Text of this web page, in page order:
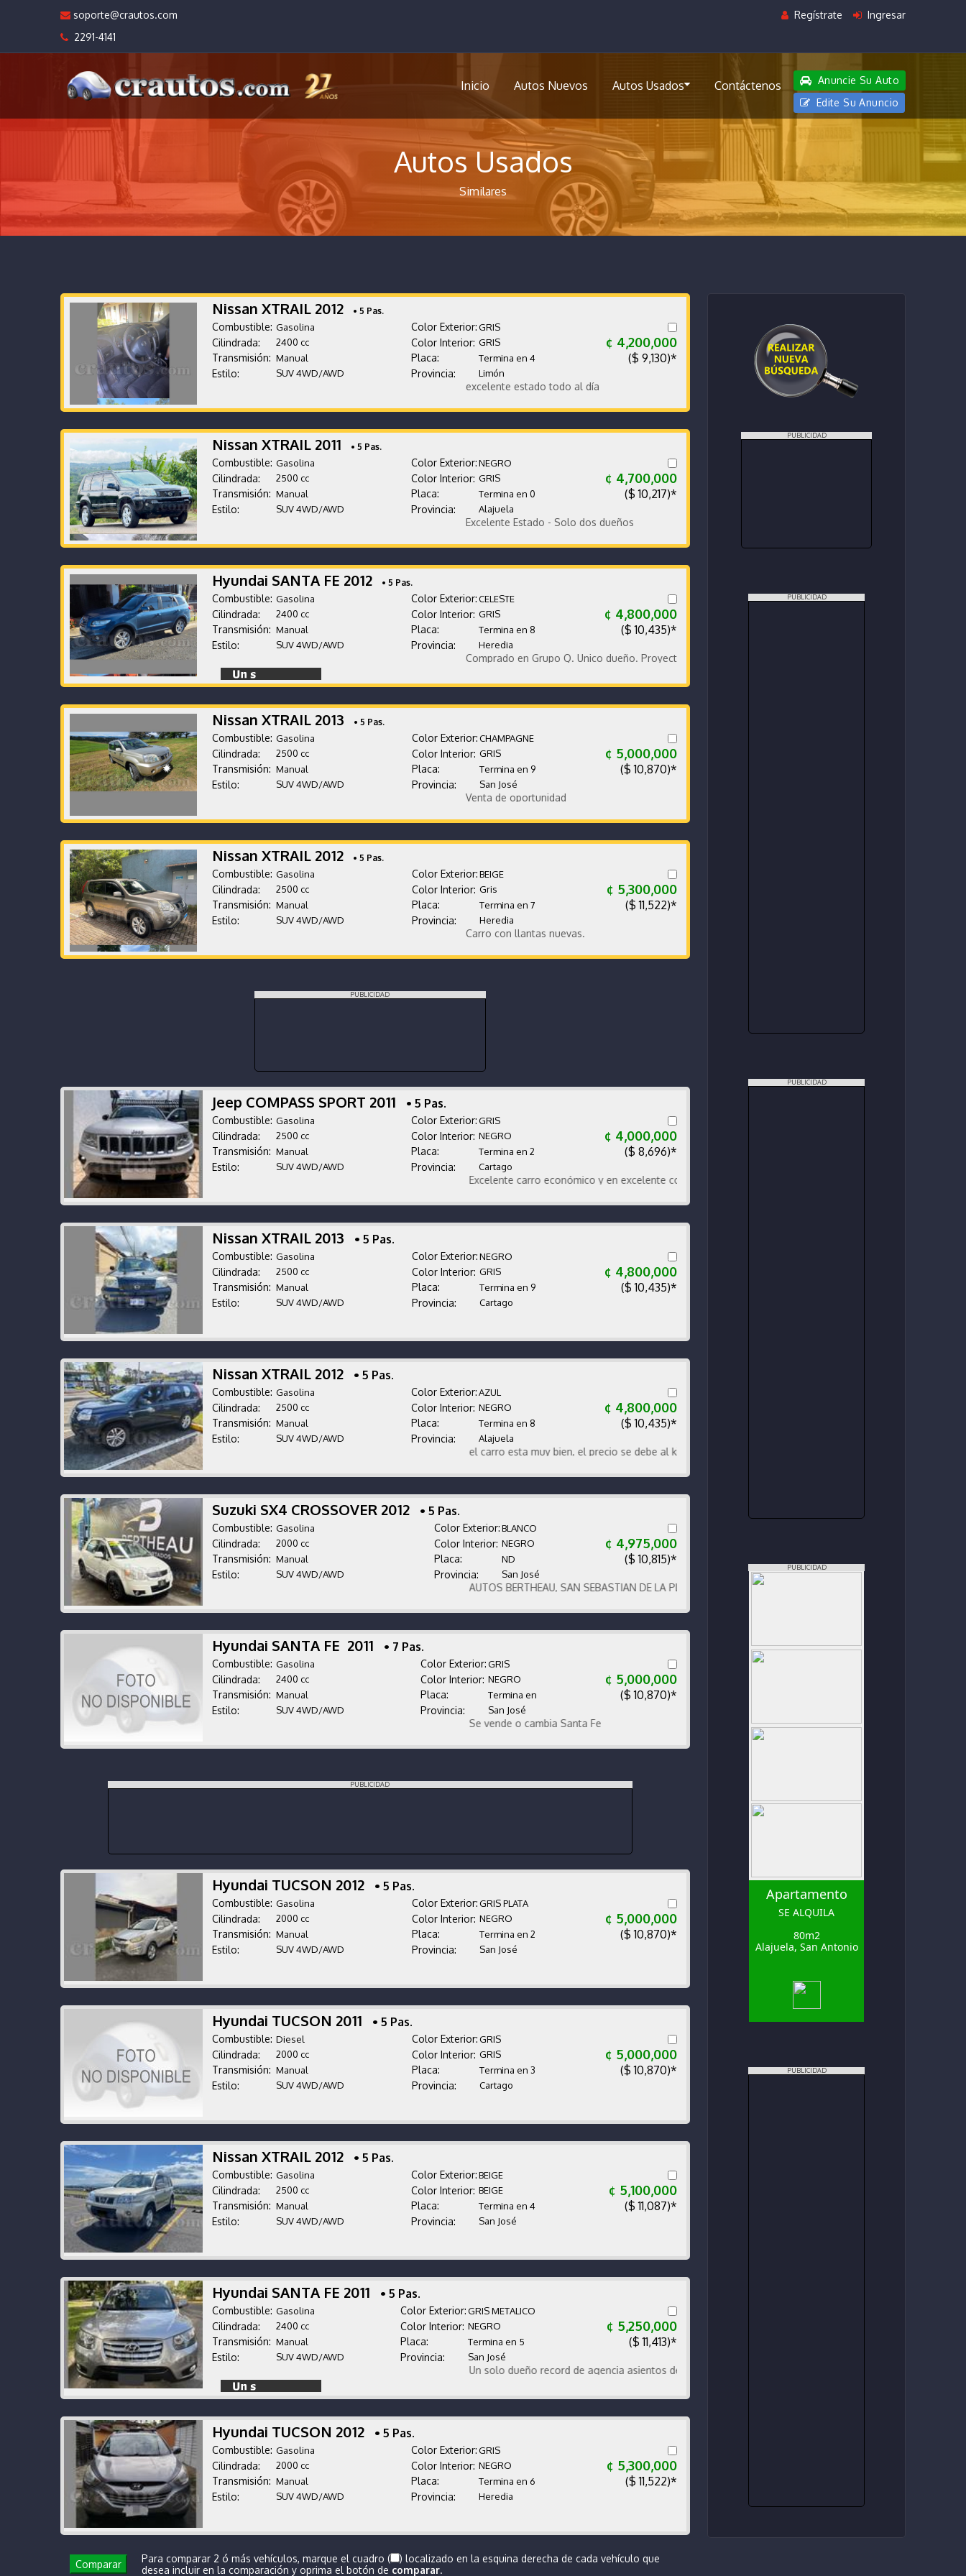
soporte@crautos.com
2291-4141
Regístrate Ingresar
Inicio Autos Nuevos Autos Usados Contáctenos
Anuncie Su Auto
Edite Su Anuncio
Autos Usados
Similares
Nissan XTRAIL 2012 • 5 Pas.
Combustible: Gasolina Color Exterior:GRIS
¢ 4,200,000
($ 9,130)*
Cilindrada: 2400 cc Color Interior: GRIS
Transmisión: Manual Placa: Termina en 4
Estilo: SUV 4WD/AWD Provincia: Limón
excelente estado todo al día
Nissan XTRAIL 2011 • 5 Pas.
Combustible: Gasolina Color Exterior:NEGRO
¢ 4,700,000
($ 10,217)*
Cilindrada: 2500 cc Color Interior: GRIS
Transmisión: Manual Placa: Termina en 0
Estilo: SUV 4WD/AWD Provincia: Alajuela
Excelente Estado - Solo dos dueños
Hyundai SANTA FE 2012 • 5 Pas.
Combustible: Gasolina Color Exterior:CELESTE
¢ 4,800,000
($ 10,435)*
Cilindrada: 2400 cc Color Interior: GRIS
Transmisión: Manual Placa: Termina en 8
Estilo: SUV 4WD/AWD Provincia: Heredia
Comprado en Grupo Q. Único dueño. Proyectores Biled. Pantalla Pioneer y cámara de reversa
Nissan XTRAIL 2013 • 5 Pas.
Combustible: Gasolina Color Exterior:CHAMPAGNE
¢ 5,000,000
($ 10,870)*
Cilindrada: 2500 cc Color Interior: GRIS
Transmisión: Manual Placa: Termina en 9
Estilo: SUV 4WD/AWD Provincia: San José
Venta de oportunidad
Nissan XTRAIL 2012 • 5 Pas.
Combustible: Gasolina Color Exterior:BEIGE
¢ 5,300,000
($ 11,522)*
Cilindrada: 2500 cc Color Interior: Gris
Transmisión: Manual Placa: Termina en 7
Estilo: SUV 4WD/AWD Provincia: Heredia
Carro con llantas nuevas.
PUBLICIDAD
Jeep COMPASS SPORT 2011 • 5 Pas.
Combustible: Gasolina Color Exterior:GRIS
¢ 4,000,000
($ 8,696)*
Cilindrada: 2500 cc Color Interior: NEGRO
Transmisión: Manual Placa: Termina en 2
Estilo: SUV 4WD/AWD Provincia: Cartago
Excelente carro económico y en excelente condición. Termine de estrenar.
Nissan XTRAIL 2013 • 5 Pas.
Combustible: Gasolina Color Exterior:NEGRO
¢ 4,800,000
($ 10,435)*
Cilindrada: 2500 cc Color Interior: GRIS
Transmisión: Manual Placa: Termina en 9
Estilo: SUV 4WD/AWD Provincia: Cartago
Nissan XTRAIL 2012 • 5 Pas.
Combustible: Gasolina Color Exterior:AZUL
¢ 4,800,000
($ 10,435)*
Cilindrada: 2500 cc Color Interior: NEGRO
Transmisión: Manual Placa: Termina en 8
Estilo: SUV 4WD/AWD Provincia: Alajuela
el carro esta muy bien, el precio se debe al kilometraje
Suzuki SX4 CROSSOVER 2012 • 5 Pas.
Combustible: Gasolina Color Exterior:BLANCO
¢ 4,975,000
($ 10,815)*
Cilindrada: 2000 cc Color Interior: NEGRO
Transmisión: Manual Placa: ND
Estilo: SUV 4WD/AWD Provincia: San José
AUTOS BERTHEAU, SAN SEBASTIAN DE LA PLAZA DE DEPORTES NOVECIENTOS SUR
Hyundai SANTA FE 2011 • 7 Pas.
Combustible: Gasolina Color Exterior:GRIS
¢ 5,000,000
($ 10,870)*
Cilindrada: 2400 cc Color Interior: NEGRO
Transmisión: Manual Placa: Termina en
Estilo: SUV 4WD/AWD Provincia: San José
Se vende o cambia Santa Fe
PUBLICIDAD
Hyundai TUCSON 2012 • 5 Pas.
Combustible: Gasolina Color Exterior:GRIS PLATA
¢ 5,000,000
($ 10,870)*
Cilindrada: 2000 cc Color Interior: NEGRO
Transmisión: Manual Placa: Termina en 2
Estilo: SUV 4WD/AWD Provincia: San José
Hyundai TUCSON 2011 • 5 Pas.
Combustible: Diesel Color Exterior:GRIS
¢ 5,000,000
($ 10,870)*
Cilindrada: 2000 cc Color Interior: GRIS
Transmisión: Manual Placa: Termina en 3
Estilo: SUV 4WD/AWD Provincia: Cartago
Nissan XTRAIL 2012 • 5 Pas.
Combustible: Gasolina Color Exterior:BEIGE
¢ 5,100,000
($ 11,087)*
Cilindrada: 2500 cc Color Interior: BEIGE
Transmisión: Manual Placa: Termina en 4
Estilo: SUV 4WD/AWD Provincia: San José
Hyundai SANTA FE 2011 • 5 Pas.
Combustible: Gasolina Color Exterior:GRIS METALICO
¢ 5,250,000
($ 11,413)*
Cilindrada: 2400 cc Color Interior: NEGRO
Transmisión: Manual Placa: Termina en 5
Estilo: SUV 4WD/AWD Provincia: San José
Un solo dueño record de agencia asientos de cuero.
Hyundai TUCSON 2012 • 5 Pas.
Combustible: Gasolina Color Exterior:GRIS
¢ 5,300,000
($ 11,522)*
Cilindrada: 2000 cc Color Interior: NEGRO
Transmisión: Manual Placa: Termina en 6
Estilo: SUV 4WD/AWD Provincia: Heredia
Comparar Para comparar 2 ó más vehículos, marque el cuadro (
) localizado en la esquina derecha de cada vehículo que
desea incluir en la comparación y oprima el botón de comparar.
PUBLICIDAD
PUBLICIDAD
PUBLICIDAD
PUBLICIDAD
Apartamento
SE ALQUILA
80m2
Alajuela, San Antonio
PUBLICIDAD